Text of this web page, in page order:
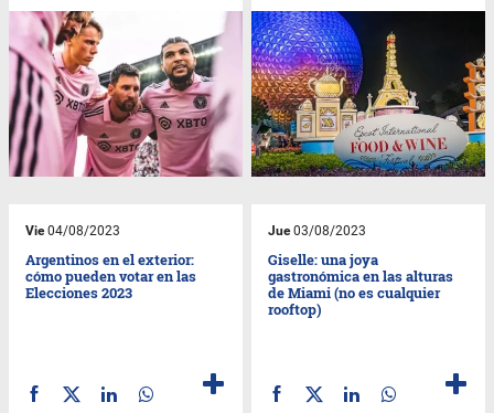
Vie04/08/2023
Argentinos en el exterior:
cómo pueden votar en las
Elecciones 2023
Jue03/08/2023
Giselle: una joya
gastronómica en las alturas
de Miami (no es cualquier
rooftop)